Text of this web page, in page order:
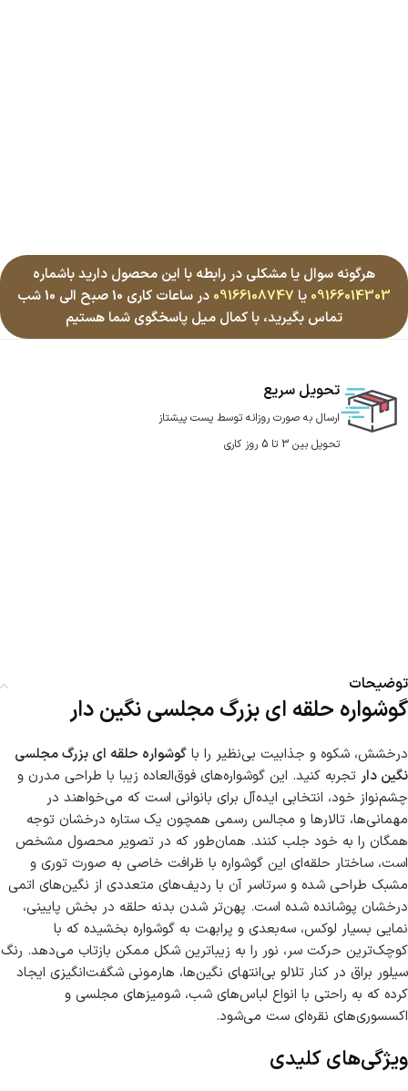
هرگونه سوال یا مشکلی در رابطه با این محصول دارید باشماره
09166014303 یا 09166108747
در ساعات کاری 10 صبح الی 10 شب
تماس بگیرید، با کمال میل پاسخگوی شما هستیم
تحویل سریع
ارسال به صورت روزانه توسط پست پیشتاز
تحویل بین 3 تا 5 روز کاری
توضیحات
گوشواره حلقه ای بزرگ مجلسی نگین دار
درخشش، شکوه و جذابیت بی‌نظیر را با گوشواره حلقه ای بزرگ مجلسی
نگین دار تجربه کنید. این گوشواره‌های فوق‌العاده زیبا با طراحی مدرن و
چشم‌نواز خود، انتخابی ایده‌آل برای بانوانی است که می‌خواهند در
مهمانی‌ها، تالارها و مجالس رسمی همچون یک ستاره درخشان توجه
همگان را به خود جلب کنند. همان‌طور که در تصویر محصول مشخص
است، ساختار حلقه‌ای این گوشواره با ظرافت خاصی به صورت توری و
مشبک طراحی شده و سرتاسر آن با ردیف‌های متعددی از نگین‌های اتمی
درخشان پوشانده شده است. پهن‌تر شدن بدنه حلقه در بخش پایینی،
نمایی بسیار لوکس، سه‌بعدی و پرابهت به گوشواره بخشیده که با
کوچک‌ترین حرکت سر، نور را به زیباترین شکل ممکن بازتاب می‌دهد. رنگ
سیلور براق در کنار تلالو بی‌انتهای نگین‌ها، هارمونی شگفت‌انگیزی ایجاد
کرده که به راحتی با انواع لباس‌های شب، شومیزهای مجلسی و
اکسسوری‌های نقره‌ای ست می‌شود.
ویژگی‌های کلیدی